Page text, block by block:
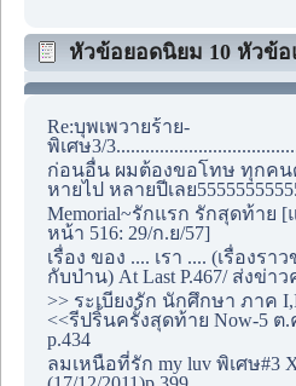
หัวข้อยอดนิยม 10 หัวข้
Re:บุพเพวายร้าย-
พิเศษ3/
ก่อนอื่น ผมต้องขอโทษ ทุกคน
หายไป หลายปีเลย
Memorial~รักแรก รักสุดท้าย [
หน้า 516: 29/ก.ย/57]
เรื่อง ของ .... เรา .... (เรื่องราว
กับป่าน) At Last P.467/ ส่งข่าว
>> ระเบียงรัก นักศึกษา ภาค
<<รีปริ้นครั้งสุดท้าย Now-5 ต.
p.434
ลมเหนือที่รัก my luv พิเศษ#3